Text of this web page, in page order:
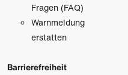
Fragen (FAQ)
Warnmeldung
erstatten
Barrierefreiheit